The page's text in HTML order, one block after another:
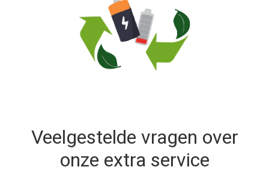
Veelgestelde vragen over
onze extra service